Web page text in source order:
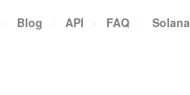
· Blog · API · FAQ · Solana